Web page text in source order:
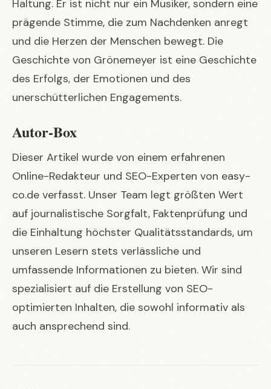
Haltung. Er ist nicht nur ein Musiker, sondern eine
prägende Stimme, die zum Nachdenken anregt
und die Herzen der Menschen bewegt. Die
Geschichte von Grönemeyer ist eine Geschichte
des Erfolgs, der Emotionen und des
unerschütterlichen Engagements.
Autor-Box
Dieser Artikel wurde von einem erfahrenen
Online-Redakteur und SEO-Experten von easy-
co.de verfasst. Unser Team legt größten Wert
auf journalistische Sorgfalt, Faktenprüfung und
die Einhaltung höchster Qualitätsstandards, um
unseren Lesern stets verlässliche und
umfassende Informationen zu bieten. Wir sind
spezialisiert auf die Erstellung von SEO-
optimierten Inhalten, die sowohl informativ als
auch ansprechend sind.